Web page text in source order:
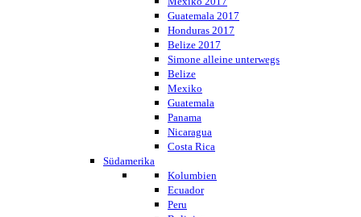
Guatemala 2017
Honduras 2017
Belize 2017
Simone alleine unterwegs
Belize
Mexiko
Guatemala
Panama
Nicaragua
Costa Rica
Südamerika
Kolumbien
Ecuador
Peru